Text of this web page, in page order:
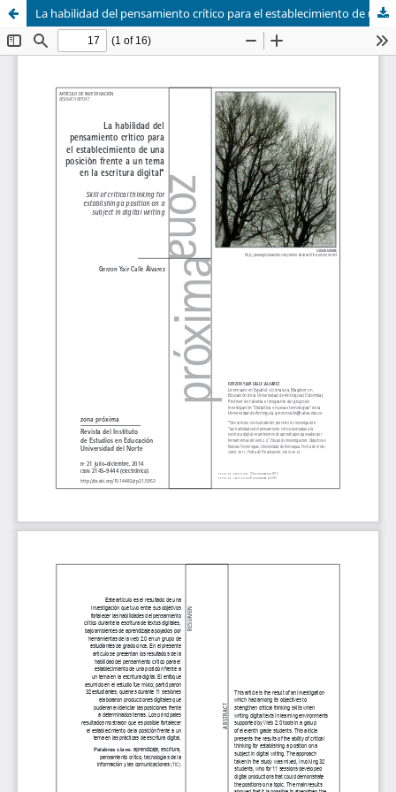
La habilidad del pensamiento crítico para el establecimiento de una posición frente a un tema en la escritura digital